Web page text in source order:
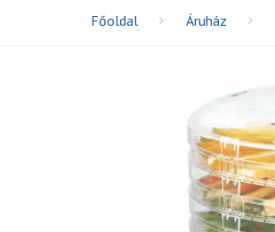
Főoldal Áruház